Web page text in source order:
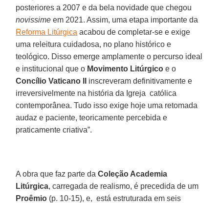
posteriores a 2007 e da bela novidade que chegou
novissime em 2021. Assim, uma etapa importante da
Reforma Litúrgica acabou de completar-se e exige
uma releitura cuidadosa, no plano histórico e
teológico. Disso emerge amplamente o percurso ideal
e institucional que o Movimento Litúrgico e o
Concílio Vaticano II
inscreveram definitivamente e
irreversivelmente na história da Igreja católica
contemporânea. Tudo isso exige hoje uma retomada
audaz e paciente, teoricamente percebida e
praticamente criativa”.
A obra que faz parte daColeção Academia
Litúrgica, carregada de realismo, é precedida de um
Proêmio (p. 10-15), e, está estruturada em seis